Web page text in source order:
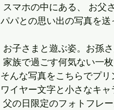
スマホの中にある、 お父
パパとの思い出の写真を送
お子さまと遊ぶ姿。お孫
家族で過ごす何気ない一枚
そんな写真をこちらでプリ
ワイヤー文字と小さなキャ
父の日限定のフォトフレー